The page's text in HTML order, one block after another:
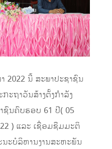
2022 ນີ້ ສະພາປະຊາຊົນ
ະຖາວັນສ້າງຕັ້ງກຳລັງ
ຊົນຄົບຮອບ 61 ປີ( 05
) ແລະ ເຊື່ອມຊືມມະຕິ
ະບໍລິຫານງານສະຫະພັນ